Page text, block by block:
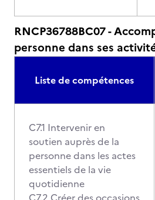
RNCP36788BC07 -
personne dans ses
Liste de compétences
C7.1 Intervenir en
soutien auprès de la
personne dans les actes
essentiels de la vie
quotidienne